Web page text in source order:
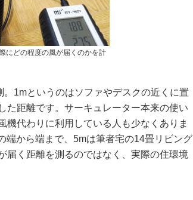
にどの程度の風が届くのかを計
1mというのはソファやデスクの近くに置
た距離です。サーキュレーター本来の使い
機代わりに利用している人も少なくありま
端から端まで、5mは筆者宅の14畳リビング
届く距離を測るのではなく、実際の住環境